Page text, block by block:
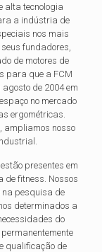
alta tecnologia
a indústria de
nos mais
fundadores,
de motores de
para que a FCM
de 2004 em
no mercado
ergométricas.
ampliamos nosso
presentes em
de fitness. Nossos
na pesquisa de
determinados a
do
qualificação de